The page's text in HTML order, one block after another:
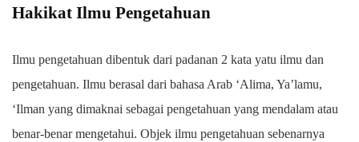
Hakikat Ilmu Pengetahuan
Ilmu pengetahuan dibentuk dari padanan 2 kata yatu ilmu dan
pengetahuan. Ilmu berasal dari bahasa Arab ‘Alima, Ya’lamu,
‘Ilman yang dimaknai sebagai pengetahuan yang mendalam atau
benar-benar mengetahui. Objek ilmu pengetahuan sebenarnya